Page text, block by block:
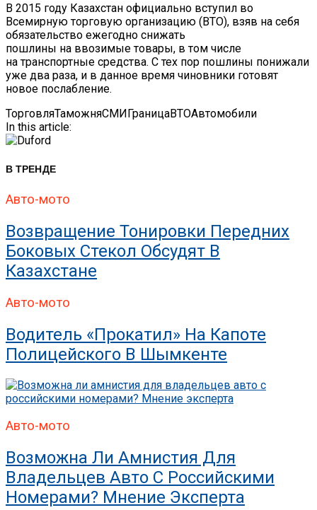
В 2015 году Казахстан официально вступил во
Всемирную торговую организацию (ВТО), взяв на себя
обязательство ежегодно снижать
пошлины на ввозимые товары, в том числе
на транспортные средства. С тех пор пошлины понижали
уже два раза, и в данное время чиновники готовят
новое послабление.
ТорговляТаможняСМИГраницаВТОАвтомобили
In this article:
В ТРЕНДЕ
Авто-мото
Возвращение Тонировки Передних
Боковых Стекол Обсудят В
Казахстане
Авто-мото
Водитель «прокатил» На Капоте
Полицейского В Шымкенте
Авто-мото
Возможна Ли Амнистия Для
Владельцев Авто С Российскими
Номерами? Мнение Эксперта